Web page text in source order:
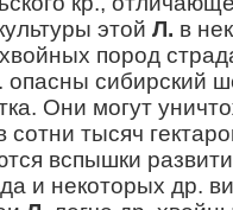
этой Л. в
пород
опасны сибирский
Они могут
сотни тысяч
вспышки
и некоторых др.